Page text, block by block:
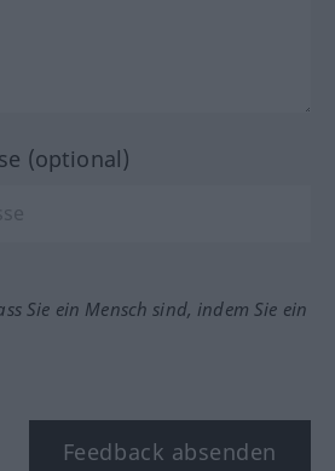
(optional)
Sie ein Mensch sind, indem Sie ein
Feedback absenden